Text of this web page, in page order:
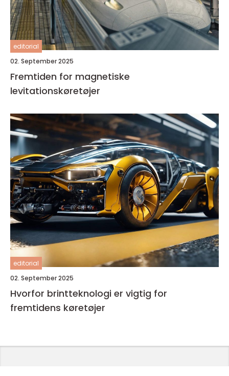
editorial
02. September 2025
Fremtiden for magnetiske
levitationskøretøjer
editorial
02. September 2025
Hvorfor brintteknologi er vigtig for
fremtidens køretøjer